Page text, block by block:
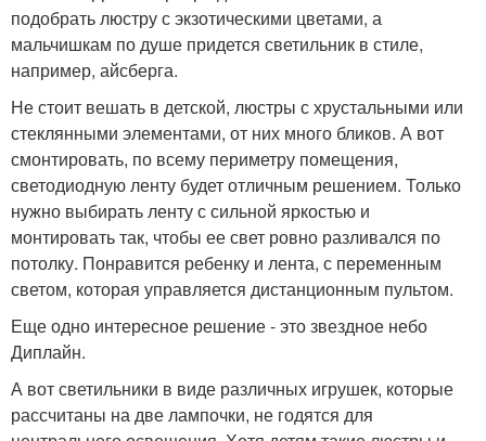
подобрать люстру с экзотическими цветами, а
мальчишкам по душе придется светильник в стиле,
например, айсберга.
Не стоит вешать в детской, люстры с хрустальными или
стеклянными элементами, от них много бликов. А вот
смонтировать, по всему периметру помещения,
светодиодную ленту будет отличным решением. Только
нужно выбирать ленту с сильной яркостью и
монтировать так, чтобы ее свет ровно разливался по
потолку. Понравится ребенку и лента, с переменным
светом, которая управляется дистанционным пультом.
Еще одно интересное решение - это звездное небо
Диплайн.
А вот светильники в виде различных игрушек, которые
рассчитаны на две лампочки, не годятся для